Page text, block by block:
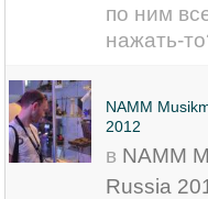
по ним
нажать-
NAMM
2012
в NAMM
Russia